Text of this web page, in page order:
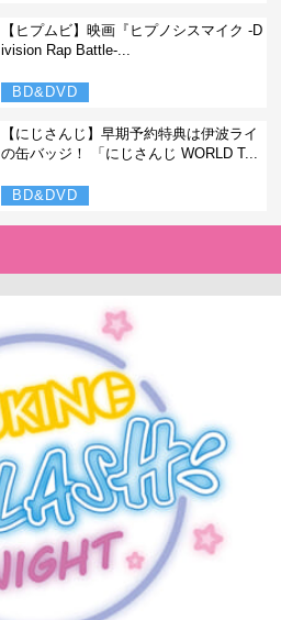
【ヒプムビ】映画『ヒプノシスマイク -D
ivision Rap Battle-...
BD&DVD
【にじさんじ】早期予約特典は伊波ライ
の缶バッジ！ 「にじさんじ WORLD T...
BD&DVD